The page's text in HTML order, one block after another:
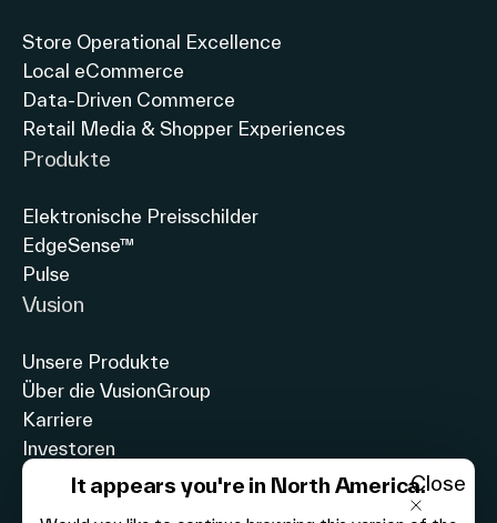
Store Operational Excellence
Local eCommerce
Data-Driven Commerce
Retail Media & Shopper Experiences
Produkte
Elektronische Preisschilder
EdgeSense™
Pulse
Vusion
Unsere Produkte
Über die VusionGroup
Karriere
Investoren
Nachhaltigen Einzelhandel
Close
It appears you're in North America.